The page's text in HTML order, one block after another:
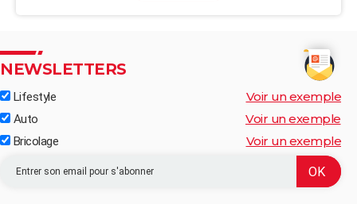
NEWSLETTERS
Lifestyle Voir un exemple
Auto Voir un exemple
Bricolage Voir un exemple